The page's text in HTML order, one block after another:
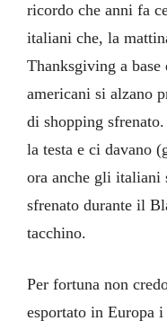
ricordo che anni fa
italiani che, la
Thanksgiving a
americani si alzano
di shopping
la testa e ci davano
ora anche gli italiani
sfrenato durante il
tacchino.
Per fortuna non
esportato in Europa